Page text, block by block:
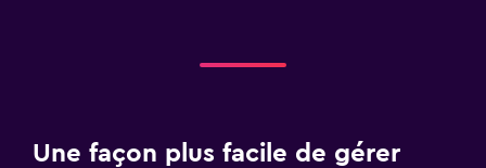
Une façon plus facile de gérer